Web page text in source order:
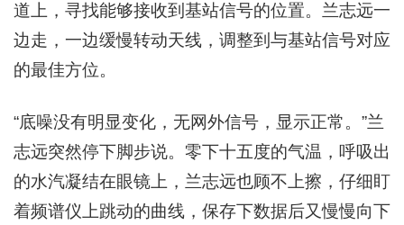
道上，寻找能够接收到基站信号的位置。兰志远一
边走，一边缓慢转动天线，调整到与基站信号对应
的最佳方位。
“底噪没有明显变化，无网外信号，显示正常。”兰
志远突然停下脚步说。零下十五度的气温，呼吸出
的水汽凝结在眼镜上，兰志远也顾不上擦，仔细盯
着频谱仪上跳动的曲线，保存下数据后又慢慢向下